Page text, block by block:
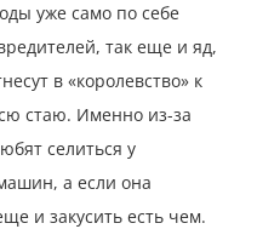
уже само по себе
так еще и яд,
в «королевство» к
стаю. Именно из-за
селиться у
а если она
и закусить есть чем.